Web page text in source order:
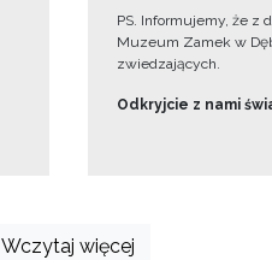
PS. Informujemy, że z
Muzeum Zamek w
zwiedzających.
Odkryjcie z nami
Wczytaj więcej